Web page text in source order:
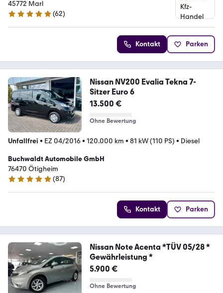
45772 Marl
5 Sterne
(62)
Kontakt Parken
Nissan NV200 Evalia Tekna 7-
Sitzer Euro 6
13.500 €
Ohne Bewertung
Unfallfrei • EZ 04/2016• 120.000 km • 81 kW (110 PS) • Diesel
Buchwaldt Automobile GmbH
76470 Ötigheim
4.9 Sterne
(87)
Kontakt Parken
Nissan Note Acenta *TÜV 05/28 *
Gewährleistung *
5.900 €
Ohne Bewertung